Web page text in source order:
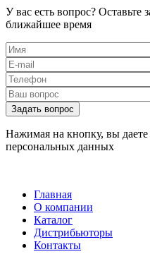
У вас есть вопрос? Оставьте
ближайшее время
Нажимая на кнопку, вы даете
персональных данных
Главная
О компании
Каталог
Дистрибьюторы
Контакты